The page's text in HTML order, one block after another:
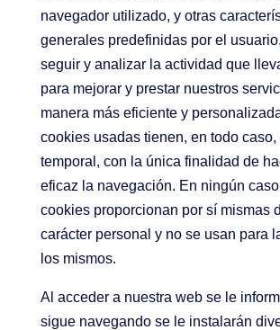
navegador utilizado, y otras
generales predefinidas por el
seguir y analizar la actividad que
para mejorar y prestar nuestros
manera más eficiente y
cookies usadas tienen, en todo caso,
temporal, con la única finalidad de
eficaz la navegación. En ningún
cookies proporcionan por sí mismas
carácter personal y no se usan para
los mismos.
Al acceder a nuestra web se le
sigue navegando se le instalarán